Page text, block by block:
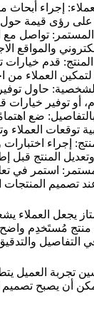
إجراء
رؤى قيمة حول
المستمر: تواصل
والمواقع
قدم خيارات
لتمكين العملاء
الشخصية: حاول
أو توفير
بالتفاصيل: ضع
توقعات
إجراء
المنتج قبل
استمر في
عند تصميم المنتجات
يجعل العملاء
مُستَخدِم واضح
التفاصيل
تجربة العميل
أن يصبح تصميم